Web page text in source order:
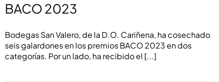
BACO 2023
Bodegas San Valero, de la D.O. Cariñena, ha cosechado
seis galardones en los premios BACO 2023 en dos
categorías. Por un lado, ha recibido el [...]